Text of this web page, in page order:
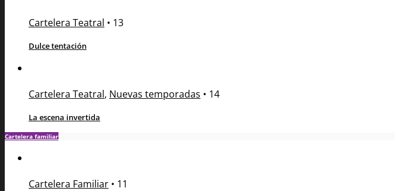
Cartelera Teatral • 13
Dulce tentación
Cartelera Teatral, Nuevas temporadas • 14
La escena invertida
Cartelera familiar
Cartelera Familiar • 11